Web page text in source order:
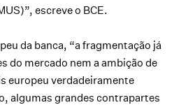
escreve o BCE.
da banca, “a fragmentação já
do mercado nem a ambição de
europeu verdadeiramente
algumas grandes contrapartes